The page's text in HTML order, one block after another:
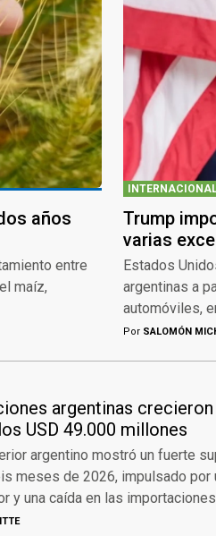
años
entre
maíz,
Trump
varias
Estados
argentinas a
automóviles,
Por SALOMÓN
argentinas
USD 49.000 millones
argentino mostró un fuerte
meses de 2026, impulsado por
y una caída en las importaciones.